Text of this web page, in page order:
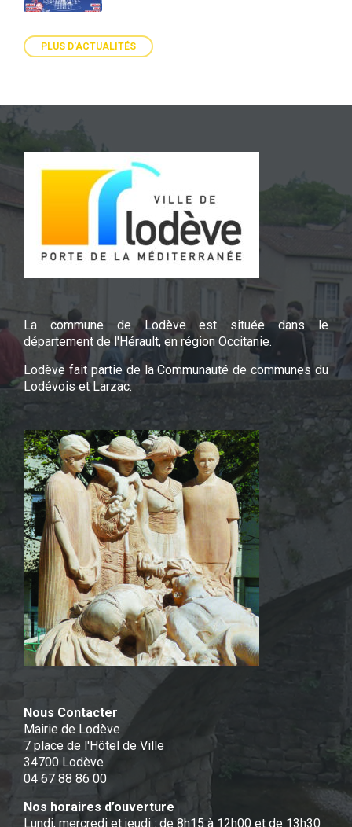
PLUS D'ACTUALITÉS
La commune de Lodève est située dans le
département de l'Hérault, en région Occitanie.
Lodève fait partie de la Communauté de communes du
Lodévois et Larzac.
Nous Contacter
Mairie de Lodève
7 place de l'Hôtel de Ville
34700 Lodève
04 67 88 86 00
Nos horaires d’ouverture
Lundi, mercredi et jeudi : de 8h15 à 12h00 et de 13h30